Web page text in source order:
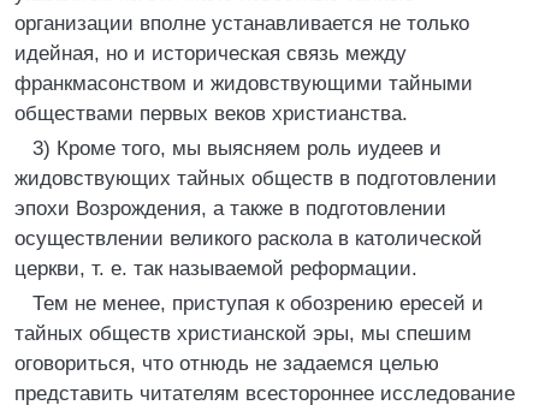
организации вполне устанавливается не только
идейная, но и историческая связь между
франкмасонством и жидовствующими тайными
обществами первых веков христианства.
3) Кроме того, мы выясняем роль иудеев и
жидовствующих тайных обществ в подготовлении
эпохи Возрождения, а также в подготовлении
осуществлении великого раскола в католической
церкви, т. е. так называемой реформации.
Тем не менее, приступая к обозрению ересей и
тайных обществ христианской эры, мы спешим
оговориться, что отнюдь не задаемся целью
представить читателям всестороннее исследование